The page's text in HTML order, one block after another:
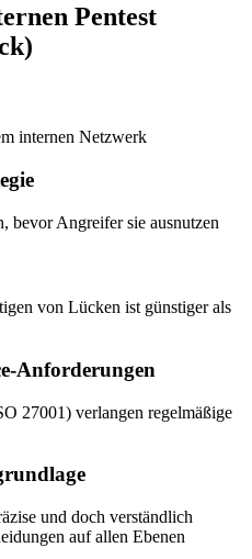
Pentest
internen Netzwerk
bevor Angreifer sie ausnutzen
von Lücken ist günstiger als
Anforderungen
27001) verlangen regelmäßige
und doch verständlich
auf allen Ebenen